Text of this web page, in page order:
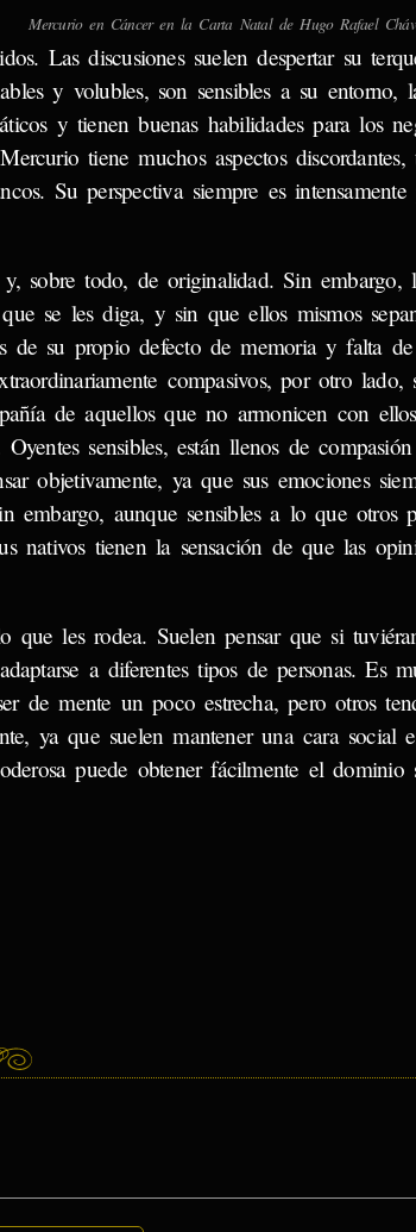
Mercurio en Cáncer en la Carta Natal de Hugo Rafael
Las discusiones suelen despertar su
y volubles, son sensibles a su entorno,
y tienen buenas habilidades para los
tiene muchos aspectos discordantes,
Su perspectiva siempre es intensamente
sobre todo, de originalidad. Sin embargo,
que se les diga, y sin que ellos mismos
de su propio defecto de memoria y falta
compasivos, por otro lado,
de aquellos que no armonicen con
sensibles, están llenos de
objetivamente, ya que sus emociones
embargo, aunque sensibles a lo que otros
nativos tienen la sensación de que las
les rodea. Suelen pensar que si
a diferentes tipos de personas. Es
de mente un poco estrecha, pero otros
ya que suelen mantener una cara social
puede obtener fácilmente el dominio